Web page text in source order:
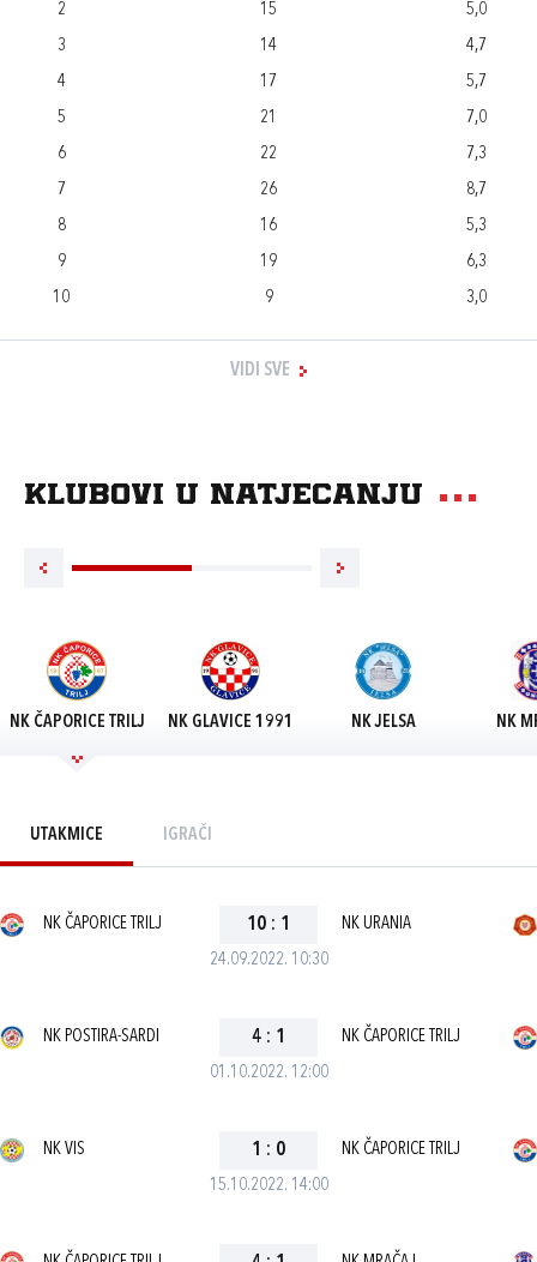
2
15
5,0
3
14
4,7
4
17
5,7
5
21
7,0
6
22
7,3
7
26
8,7
8
16
5,3
9
19
6,3
10
9 3,0
VIDI SVE
Klubovi u natjecanju
NK ČAPORICE TRILJ NK GLAVICE 1991 NK JELSA NK
UTAKMICE IGRAČI
24.09.2022. 10:30
NK ČAPORICE TRILJ 10 : 1 NK URANIA
01.10.2022. 12:00
NK POSTIRA-SARDI 4 : 1 NK ČAPORICE TRILJ
15.10.2022. 14:00
NK VIS 1 : 0 NK ČAPORICE TRILJ